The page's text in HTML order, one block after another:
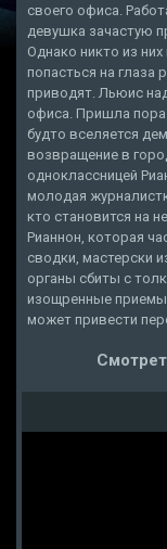
своего офиса.
девушка зачастую
Однако никто из
попасться на глаза
приводят. Льюис
офиса. Пришла пора
будто вселяется
возвращение в
одноклассницей
молодая
кто становится на
Рианнон, которая
сводки, мастерски
органы сбиты с
изощренные
может привести